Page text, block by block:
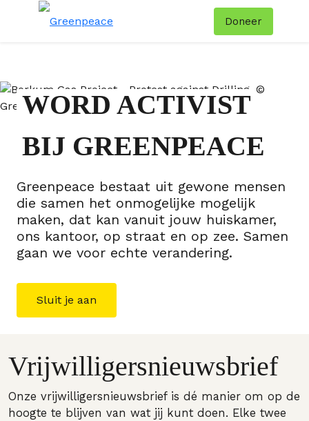
Doneer
WORD ACTIVIST
BIJ GREENPEACE
Greenpeace bestaat uit gewone mensen
die samen het onmogelijke mogelijk
maken, dat kan vanuit jouw huiskamer,
ons kantoor, op straat en op zee. Samen
gaan we voor echte verandering.
Sluit je aan
Vrijwilligersnieuwsbrief
Onze vrijwilligersnieuwsbrief is dé manier om op de
hoogte te blijven van wat jij kunt doen. Elke twee